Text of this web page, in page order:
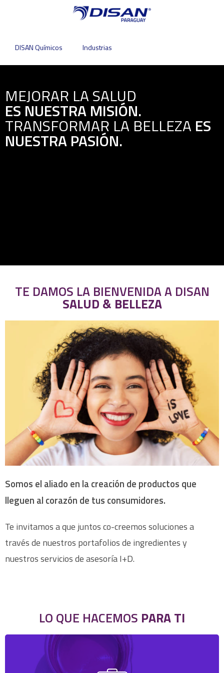
DISAN Químicos Industrias
MEJORAR LA SALUD
ES NUESTRA MISIÓN.
TRANSFORMAR LA BELLEZA ES
NUESTRA PASIÓN.
TE DAMOS LA BIENVENIDA A DISAN
SALUD & BELLEZA
Somos el aliado en la creación de productos que
lleguen al corazón de tus consumidores.
Te invitamos a que juntos co-creemos soluciones a
través de nuestros portafolios de ingredientes y
nuestros servicios de asesoría I+D.
LO QUE HACEMOS PARA TI